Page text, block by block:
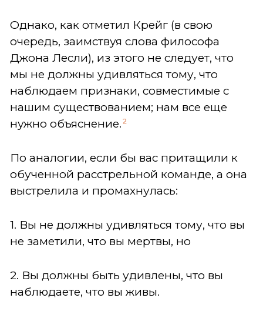
Однако, как отметил Крейг (в свою
очередь, заимствуя слова философа
Джона Лесли), из этого не следует, что
мы не должны удивляться тому, что
наблюдаем признаки, совместимые с
нашим существованием; нам все еще
нужно объяснение. 2
По аналогии, если бы вас притащили к
обученной расстрельной команде, а она
выстрелила и промахнулась:
1. Вы не должны удивляться тому, что вы
не заметили, что вы мертвы, но
2. Вы должны быть удивлены, что вы
наблюдаете, что вы живы.